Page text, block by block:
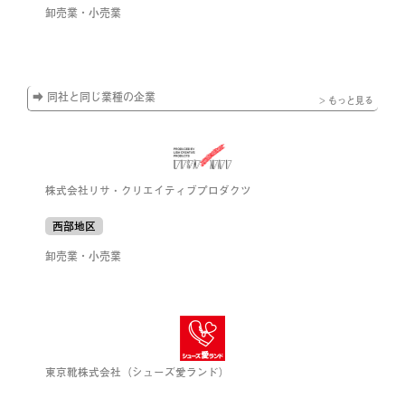
卸売業・小売業
➡ 同社と同じ業種の企業 > もっと見る
株式会社リサ・クリエイティブプロダクツ
西部地区
卸売業・小売業
東京靴株式会社（シューズ愛ランド）